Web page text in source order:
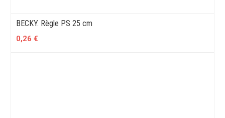
BECKY. Règle PS 25 cm
0,26 €